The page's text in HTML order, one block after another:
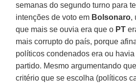
semanas do segundo turno para
intenções de voto em Bolsonaro,
que mais se ouvia era que o PT
mais corrupto do país, porque
políticos condenados era ou
partido. Mesmo argumentando
critério que se escolha (políticos